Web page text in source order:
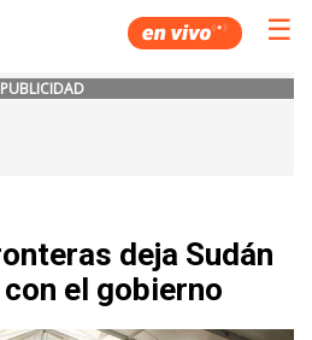
☰
PUBLICIDAD
deja Sudán
el gobierno